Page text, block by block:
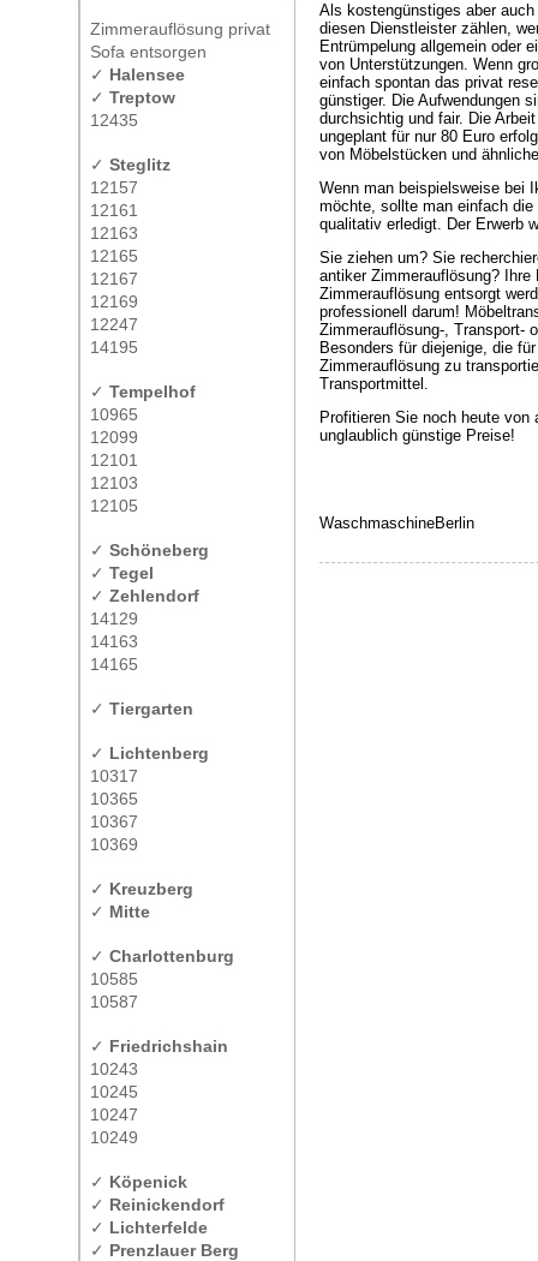
Zimmerauflösung privat
Sofa entsorgen
✓ Halensee
✓ Treptow
12435
✓ Steglitz
12157
12161
12163
12165
12167
12169
12247
14195
✓ Tempelhof
10965
12099
12101
12103
12105
✓ Schöneberg
✓ Tegel
✓ Zehlendorf
14129
14163
14165
✓ Tiergarten
✓ Lichtenberg
10317
10365
10367
10369
✓ Kreuzberg
✓ Mitte
✓ Charlottenburg
10585
10587
✓ Friedrichshain
10243
10245
10247
10249
✓ Köpenick
✓ Reinickendorf
✓ Lichterfelde
✓ Prenzlauer Berg
Als kostengünstiges aber
diesen Dienstleister zählen,
Entrümpelung allgemein oder
von Unterstützungen. Wenn
einfach spontan das privat
günstiger. Die Aufwendungen
durchsichtig und fair. Die
ungeplant für nur 80 Euro
von Möbelstücken und
Wenn man beispielsweise bei
möchte, sollte man einfach
qualitativ erledigt. Der Erwerb
Sie ziehen um? Sie
antiker Zimmerauflösung?
Zimmerauflösung entsorgt
professionell darum!
Zimmerauflösung-, Transport-
Besonders für diejenige, die
Zimmerauflösung zu
Transportmittel.
Profitieren Sie noch heute von
unglaublich günstige Preise!
WaschmaschineBerlin